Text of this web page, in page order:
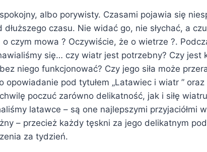
albo porywisty. Czasami pojawia się
dłuższego czasu. Nie widać go, nie słychać, a
o czym mowa ? Oczywiście, że o wietrze ?.
się… czy wiatr jest potrzebny? Czy jest
niego funkcjonować? Czy jego siła może
opowiadanie pod tytułem „Latawiec i wiatr ”
poczuć zarówno delikatność, jak i siłę
latawce – są one najlepszymi przyjaciółmi
– przecież każdy tęskni za jego delikatnym
za tydzień.